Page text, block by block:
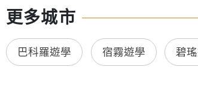
更多城市
巴科羅遊學 宿霧遊學 碧